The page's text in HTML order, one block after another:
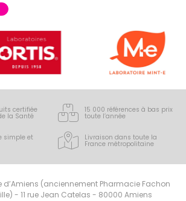
certifiée
la Santé
15 000 références à bas prix
toute l’année
simpleet Livraison dans toute la
France métropolitaine
d’Amiens (anciennement Pharmacie Fachon
- 11 rue Jean Catelas - 80000 Amiens